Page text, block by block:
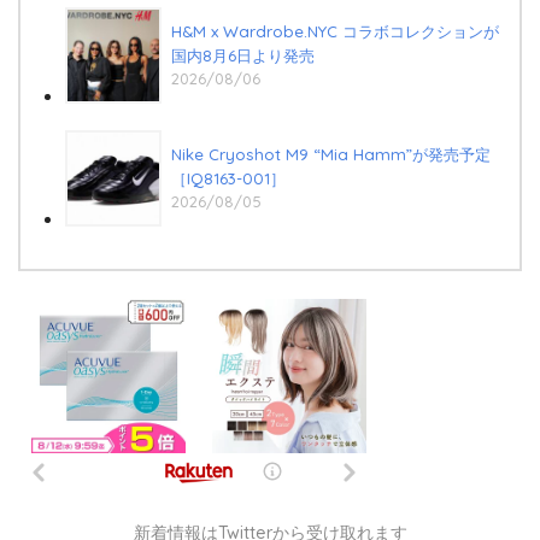
H&M x Wardrobe.NYC コラボコレクションが
国内8月6日より発売
2026/08/06
Nike Cryoshot M9 “Mia Hamm”が発売予定
［IQ8163-001］
2026/08/05
新着情報はTwitterから受け取れます